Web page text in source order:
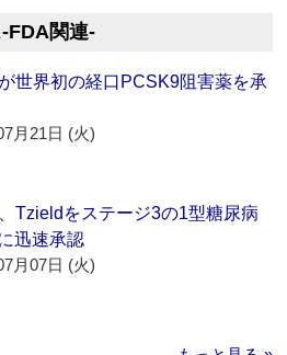
関連‐
世界初の経口PCSK9阻害薬を承
月21日 (火)
Tzieldをステージ3の1型糖尿病
迅速承認
月07日 (火)